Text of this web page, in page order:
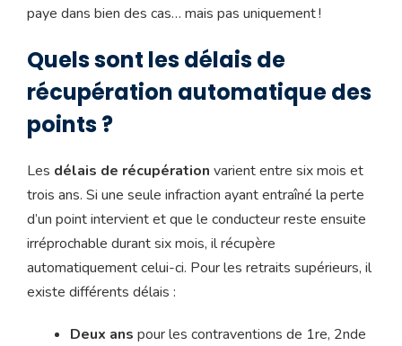
paye dans bien des cas… mais pas uniquement !
Quels sont les délais de
récupération automatique des
points ?
Les délais de récupération varient entre six mois et
trois ans. Si une seule infraction ayant entraîné la perte
d’un point intervient et que le conducteur reste ensuite
irréprochable durant six mois, il récupère
automatiquement celui-ci. Pour les retraits supérieurs, il
existe différents délais :
Deux ans pour les contraventions de 1re, 2nde